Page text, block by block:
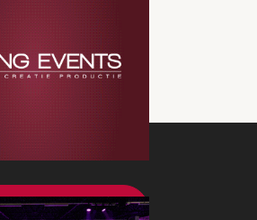
meer nieuws